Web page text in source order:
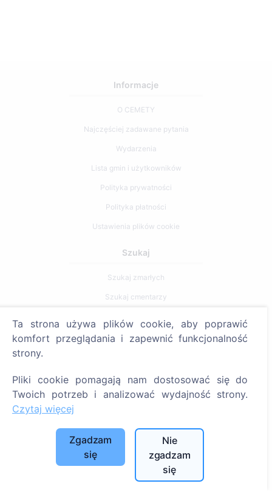
Informacje
O CEMETY
Najczęściej zadawane pytania
Wydarzenia
Lista gmin i użytkowników
Polityka prywatności
Polityka płatności
Ustawienia plików cookie
Szukaj
Szukaj zmarłych
Szukaj cmentarzy
Usługi
SIA "CEMETY", LV40103618951
371 29144816
Działamy na terenie całego kraju!
Ta strona używa plików cookie, aby poprawić
komfort przeglądania i zapewnić funkcjonalność
strony.
Pliki cookie pomagają nam dostosować się do
Twoich potrzeb i analizować wydajność strony.
Czytaj więcej
Zgadzam
się
Nie
zgadzam
się